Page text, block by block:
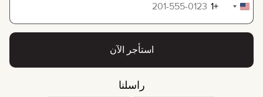
United
States
+1
استأجر الآن
راسلنا